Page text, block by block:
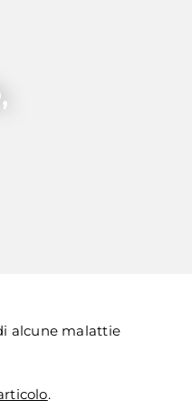
alcune malattie
.